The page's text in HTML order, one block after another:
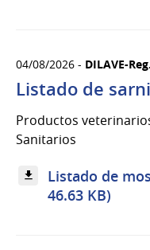
04/08/2026 - DILAVE-
Listado de
Productos
Sanitarios
Listado de
46.63 KB)